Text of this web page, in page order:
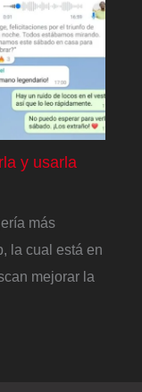
y usarla
más
la cual está en
mejorar la